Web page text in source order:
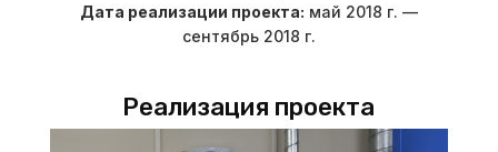
Дата реализации проекта: май 2018 г. —
сентябрь 2018 г.
Реализация проекта